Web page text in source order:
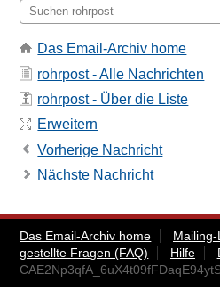
Das Email-Archiv home
rohrpost - Alle Nachrichten
rohrpost - Über die Liste
Erweitern
Vorherige Nachricht
Nächste Nachricht
Das Email-Archiv home
gestellte Fragen (FAQ)
Hilfe